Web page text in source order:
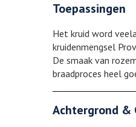
Toepassingen
Het kruid word
kruidenmengsel
De smaak van
braadproces heel
Achtergrond &